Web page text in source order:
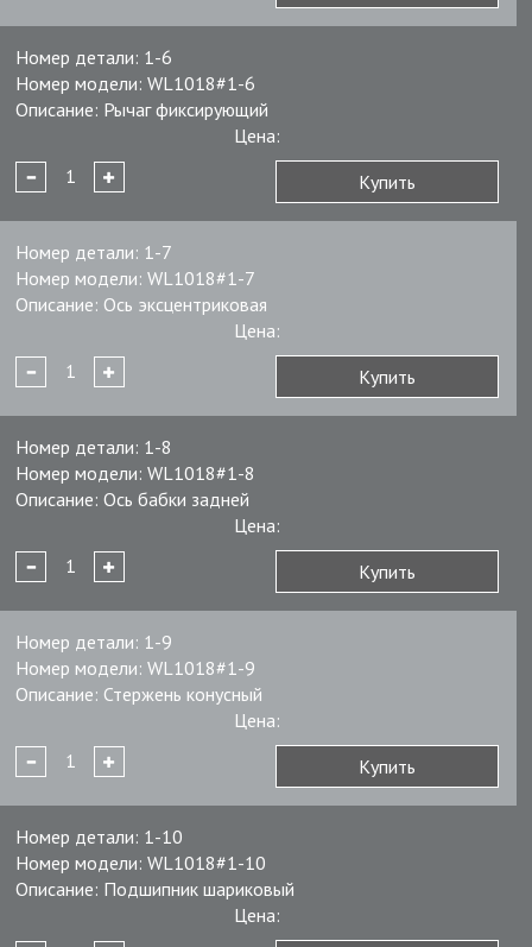
Номер детали: 1-6
Номер модели: WL1018#1-6
Описание: Рычаг фиксирующий
Цена:
Купить
Номер детали: 1-7
Номер модели: WL1018#1-7
Описание: Ось эксцентриковая
Цена:
Купить
Номер детали: 1-8
Номер модели: WL1018#1-8
Описание: Ось бабки задней
Цена:
Купить
Номер детали: 1-9
Номер модели: WL1018#1-9
Описание: Стержень конусный
Цена:
Купить
Номер детали: 1-10
Номер модели: WL1018#1-10
Описание: Подшипник шариковый
Цена: